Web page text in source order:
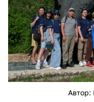
Автор: